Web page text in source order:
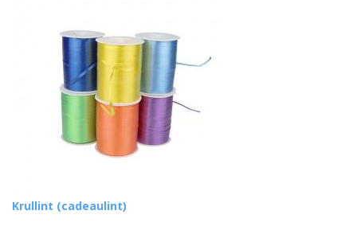
Krullint (cadeaulint)